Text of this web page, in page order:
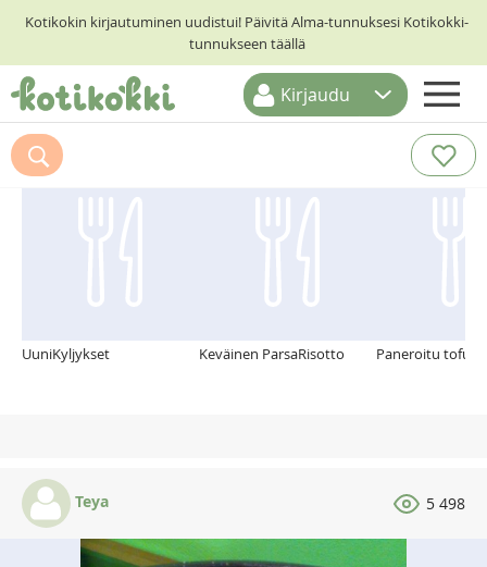
Kotikokin kirjautuminen uudistui! Päivitä Alma-tunnuksesi Kotikokki-
tunnukseen täällä
ETUSIVU
RESEPTIHAKU
Kirjaudu
Suosittelemme myös
UuniKyljykset Keväinen ParsaRisotto Paneroitu tofu
Teya 5 498